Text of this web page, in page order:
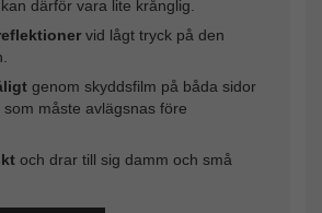
därför vara lite krånglig.
vid lågt tryck på den
genom skyddsfilm på båda sidor
måste avlägsnas före
och drar till sig damm och små